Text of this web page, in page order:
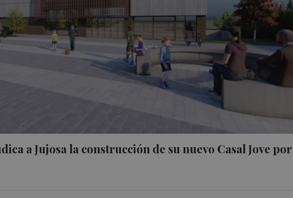
a Jujosa la construcción de su nuevo Casal Jove por